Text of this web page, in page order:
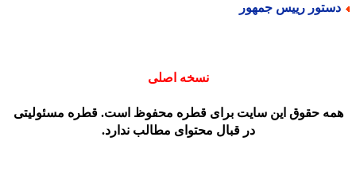
رییس جمهور
نسخه اصلی
حقوق این سایت برای قطره محفوظ است. قطره مسئولیتی
در قبال محتوای مطالب ندارد.